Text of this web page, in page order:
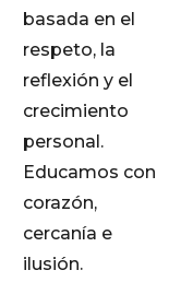
basada en el
respeto, la
reflexión y el
crecimiento
personal.
Educamos con
corazón,
cercanía e
ilusión.